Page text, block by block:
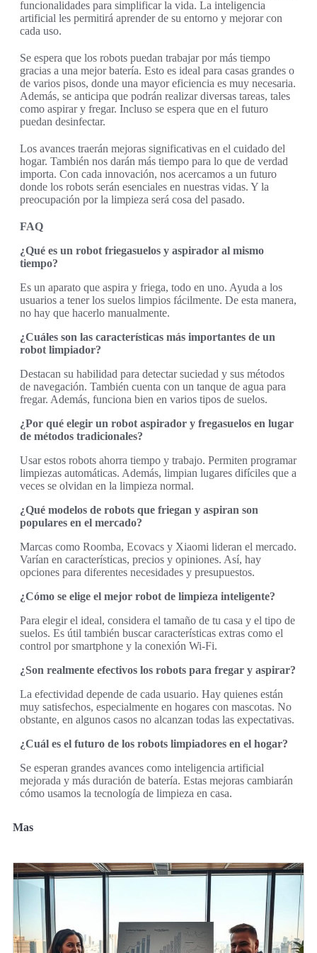
funcionalidades para simplificar la vida. La inteligencia
artificial les permitirá aprender de su entorno y mejorar con
cada uso.
Se espera que los robots puedan trabajar por más tiempo
gracias a una mejor batería. Esto es ideal para casas grandes o
de varios pisos, donde una mayor eficiencia es muy necesaria.
Además, se anticipa que podrán realizar diversas tareas, tales
como aspirar y fregar. Incluso se espera que en el futuro
puedan desinfectar.
Los avances traerán mejoras significativas en el cuidado del
hogar. También nos darán más tiempo para lo que de verdad
importa. Con cada innovación, nos acercamos a un futuro
donde los robots serán esenciales en nuestras vidas. Y la
preocupación por la limpieza será cosa del pasado.
FAQ
¿Qué es un robot friegasuelos y aspirador al mismo
tiempo?
Es un aparato que aspira y friega, todo en uno. Ayuda a los
usuarios a tener los suelos limpios fácilmente. De esta manera,
no hay que hacerlo manualmente.
¿Cuáles son las características más importantes de un
robot limpiador?
Destacan su habilidad para detectar suciedad y sus métodos
de navegación. También cuenta con un tanque de agua para
fregar. Además, funciona bien en varios tipos de suelos.
¿Por qué elegir un robot aspirador y fregasuelos en lugar
de métodos tradicionales?
Usar estos robots ahorra tiempo y trabajo. Permiten programar
limpiezas automáticas. Además, limpian lugares difíciles que a
veces se olvidan en la limpieza normal.
¿Qué modelos de robots que friegan y aspiran son
populares en el mercado?
Marcas como Roomba, Ecovacs y Xiaomi lideran el mercado.
Varían en características, precios y opiniones. Así, hay
opciones para diferentes necesidades y presupuestos.
¿Cómo se elige el mejor robot de limpieza inteligente?
Para elegir el ideal, considera el tamaño de tu casa y el tipo de
suelos. Es útil también buscar características extras como el
control por smartphone y la conexión Wi-Fi.
¿Son realmente efectivos los robots para fregar y aspirar?
La efectividad depende de cada usuario. Hay quienes están
muy satisfechos, especialmente en hogares con mascotas. No
obstante, en algunos casos no alcanzan todas las expectativas.
¿Cuál es el futuro de los robots limpiadores en el hogar?
Se esperan grandes avances como inteligencia artificial
mejorada y más duración de batería. Estas mejoras cambiarán
cómo usamos la tecnología de limpieza en casa.
Mas